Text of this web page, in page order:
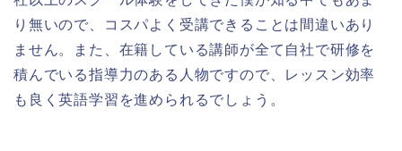
り無いので、コスパよく受講できることは間違いあり
ません。また、在籍している講師が全て自社で研修を
積んでいる指導力のある人物ですので、レッスン効率
も良く英語学習を進められるでしょう。